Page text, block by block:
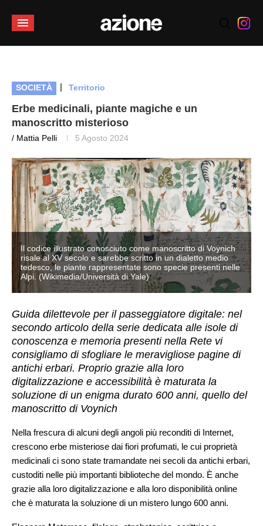
SOCIETÀ | Territorio
Erbe medicinali, piante magiche e un
manoscritto misterioso
/ Mattia Pelli 5 Agosto 2024
Il codice illustrato conosciuto come manoscritto di Voynich
risale al XV secolo e sarebbe scritto in un dialetto medio
tedesco, le piante rappresentate sono specie presenti nelle
Alpi. (Wikimedia/Università di Yale)
Guida dilettevole per il passeggiatore digitale: nel
secondo articolo della serie dedicata alle isole di
conoscenza e memoria presenti nella Rete vi
consigliamo di sfogliare le meravigliose pagine di
antichi erbari. Proprio grazie alla loro
digitalizzazione e accessibilità è maturata la
soluzione di un enigma durato 600 anni, quello del
manoscritto di Voynich
Nella frescura di alcuni degli angoli più reconditi di Internet,
crescono erbe misteriose dai fiori profumati, le cui proprietà
medicinali ci sono state tramandate nei secoli da antichi erbari,
custoditi nelle più importanti biblioteche del mondo. È anche
grazie alla loro digitalizzazione e alla loro disponibilità online
che è maturata la soluzione di un mistero lungo 600 anni.